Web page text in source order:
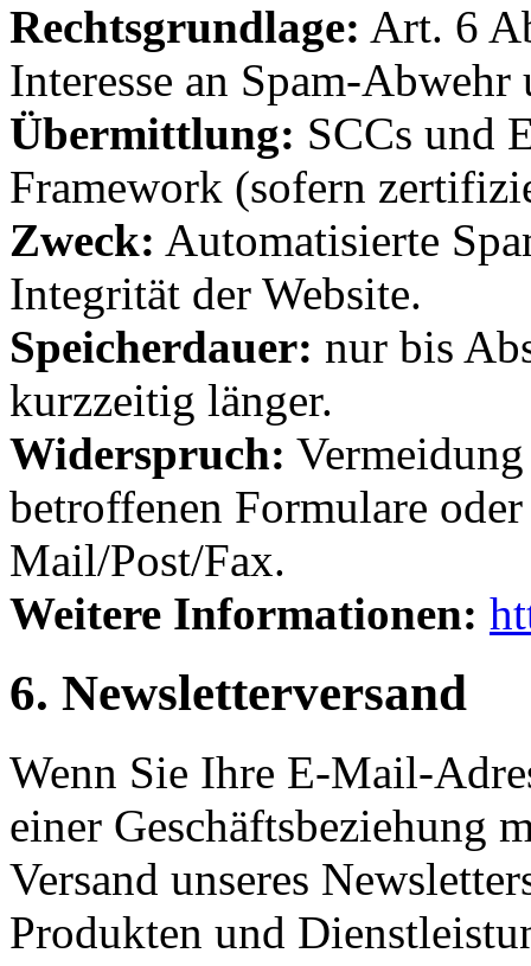
Rechtsgrundlage: Art. 6
Interesse an Spam-
Übermittlung: SCCs und
Framework (sofern
Zweck: Automatisierte
Integrität der Website.
Speicherdauer: nur bis
kurzzeitig länger.
Widerspruch:
betroffenen Formulare
Mail/Post/Fax.
Weitere Informationen:
6. Newsletterversand
Wenn Sie Ihre E-Mail-
einer Geschäftsbeziehung
Versand unseres
Produkten und